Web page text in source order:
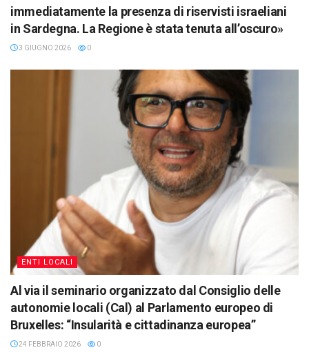
immediatamente la presenza di riservisti israeliani
in Sardegna. La Regione è stata tenuta all’oscuro»
3 GIUGNO 2026 0
ENTI LOCALI
Al via il seminario organizzato dal Consiglio delle
autonomie locali (Cal) al Parlamento europeo di
Bruxelles: “Insularità e cittadinanza europea”
24 FEBBRAIO 2026 0